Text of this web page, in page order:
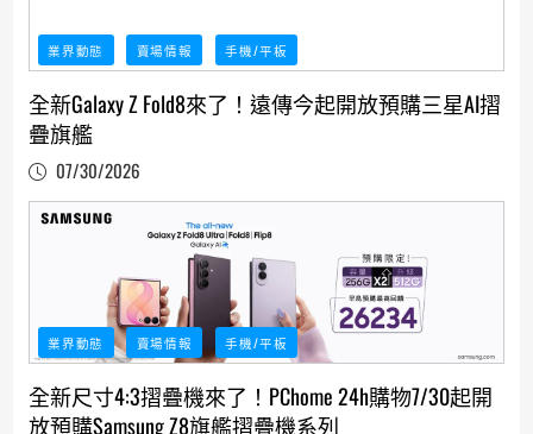
業界動態 賣場情報 手機/平板
全新Galaxy Z Fold8來了！遠傳今起開放預購三星AI摺
疊旗艦
07/30/2026
業界動態 賣場情報 手機/平板
全新尺寸4:3摺疊機來了！PChome 24h購物7/30起開
放預購Samsung Z8旗艦摺疊機系列